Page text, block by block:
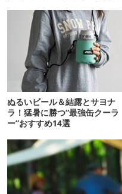
ぬるいビール＆結露とサヨナ
ラ！猛暑に勝つ“最強缶クーラ
ー”おすすめ14選